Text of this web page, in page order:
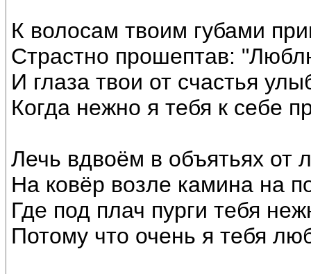
К волосам твоим губами
Страстно прошептав:
И глаза твои от счастья
Когда нежно я тебя к себе
Лечь вдвоём в объятьях от
На ковёр возле камина на
Где под плач пурги тебя
Потому что очень я тебя